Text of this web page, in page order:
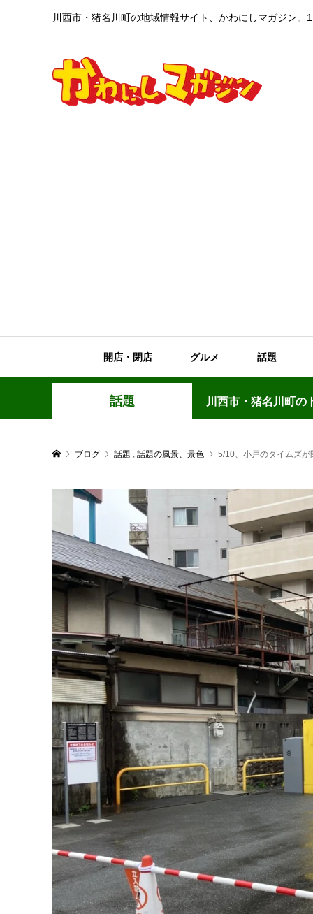
川西市・猪名川町の地域情報サイト、かわにしマガジン。1
開店・閉店 グルメ 話題
話題 川西市・猪名川町の
ブログ 話題 , 話題の風景、景色 5/10、小戸のタイムズが